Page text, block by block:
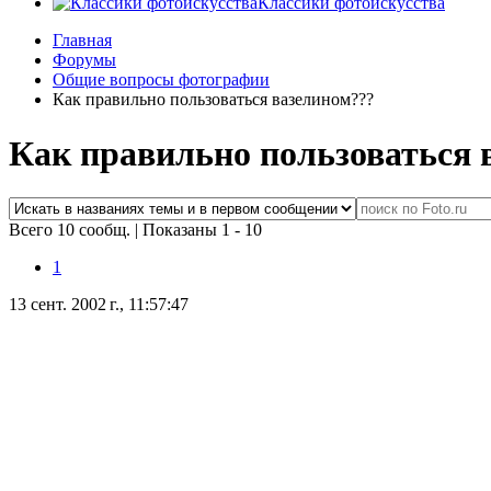
Главная
Форумы
Общие вопросы фотографии
Как правильно пользоваться вазелином???
Как правильно пользоваться
Всего 10 сообщ. | Показаны 1 - 10
1
13 сент. 2002 г., 11:57:47